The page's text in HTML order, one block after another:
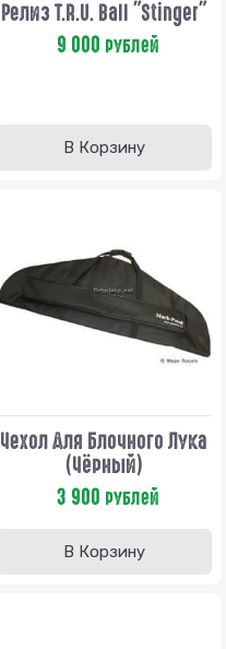
Релиз T.R.U. Ball "Stinger"
9 000 рублей
В Корзину
Чехол Для Блочного Лука
(Чёрный)
3 900 рублей
В Корзину